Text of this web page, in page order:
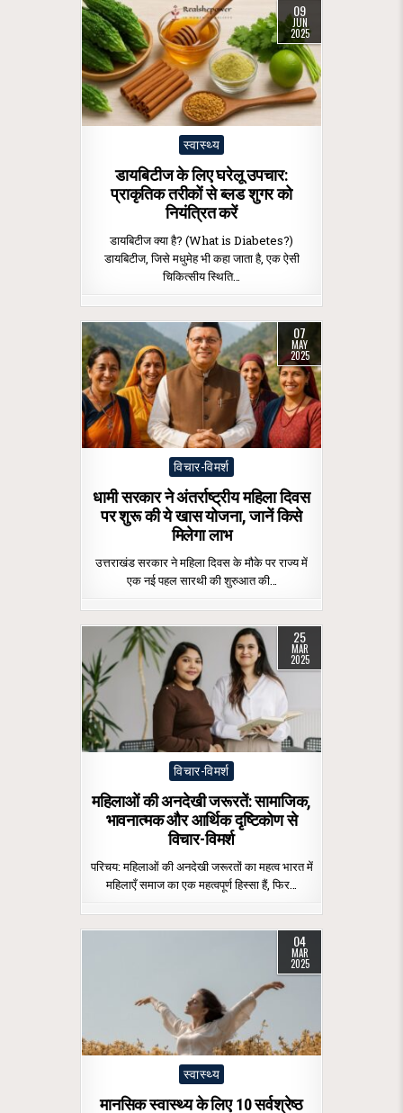
09
JUN
2025
Posted
स्वास्थ्य
डायबिटीज के लिए घरेलू उपचार:
प्राकृतिक तरीकों से ब्लड शुगर को
नियंत्रित करें
डायबिटीज क्या है? (What is Diabetes?)
डायबिटीज, जिसे मधुमेह भी कहा जाता है, एक ऐसी
चिकित्सीय स्थिति…
07
MAY
2025
Posted
विचार-विमर्श
धामी सरकार ने अंतर्राष्ट्रीय महिला दिवस
पर शुरू की ये खास योजना, जानें किसे
मिलेगा लाभ
उत्तराखंड सरकार ने महिला दिवस के मौके पर राज्य में
एक नई पहल सारथी की शुरुआत की…
25
MAR
2025
Posted
विचार-विमर्श
महिलाओं की अनदेखी जरूरतें: सामाजिक,
भावनात्मक और आर्थिक दृष्टिकोण से
विचार-विमर्श
परिचय: महिलाओं की अनदेखी जरूरतों का महत्व भारत में
महिलाएँ समाज का एक महत्वपूर्ण हिस्सा हैं, फिर…
04
MAR
2025
Posted
स्वास्थ्य
मानसिक स्वास्थ्य के लिए 10 सर्वश्रेष्ठ